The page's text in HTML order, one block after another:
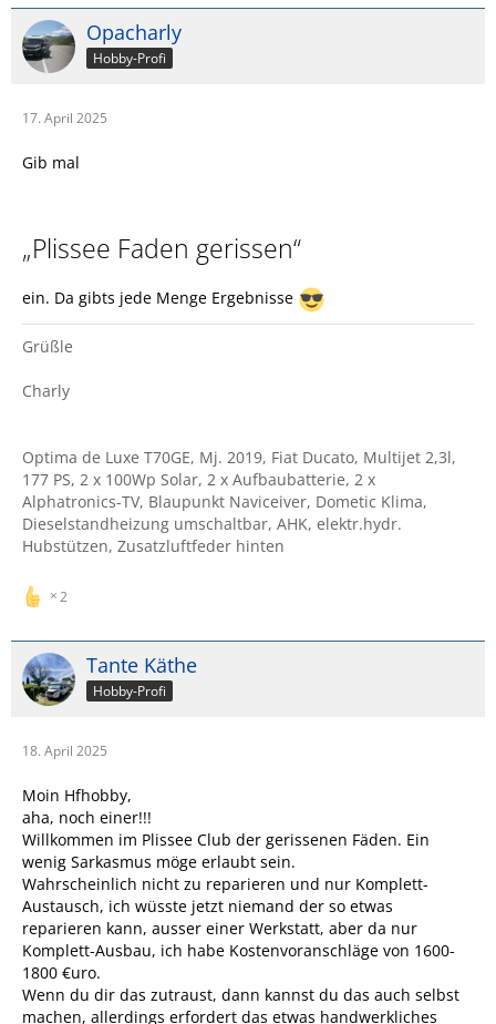
Opacharly
Hobby-Profi
17. April 2025
Gib mal
„Plissee Faden gerissen“
ein. Da gibts jede Menge Ergebnisse
Grüßle
Charly
Optima de Luxe T70GE, Mj. 2019, Fiat Ducato, Multijet 2,3l,
177 PS, 2 x 100Wp Solar, 2 x Aufbaubatterie, 2 x
Alphatronics-TV, Blaupunkt Naviceiver, Dometic Klima,
Dieselstandheizung umschaltbar, AHK, elektr.hydr.
Hubstützen, Zusatzluftfeder hinten
2
Tante Käthe
Hobby-Profi
18. April 2025
Moin Hfhobby,
aha, noch einer!!!
Willkommen im Plissee Club der gerissenen Fäden. Ein
wenig Sarkasmus möge erlaubt sein.
Wahrscheinlich nicht zu reparieren und nur Komplett-
Austausch, ich wüsste jetzt niemand der so etwas
reparieren kann, ausser einer Werkstatt, aber da nur
Komplett-Ausbau, ich habe Kostenvoranschläge von 1600-
1800 €uro.
Wenn du dir das zutraust, dann kannst du das auch selbst
machen, allerdings erfordert das etwas handwerkliches